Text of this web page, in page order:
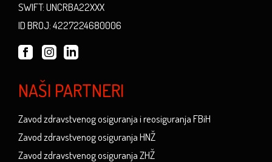
SWIFT: UNCRBA22XXX
ID BROJ: 4227224680006
NAŠI PARTNERI
Zavod zdravstvenog osiguranja i reosiguranja FBiH
Zavod zdravstvenog osiguranja HNŽ
Zavod zdravstvenog osiguranja ZHŽ